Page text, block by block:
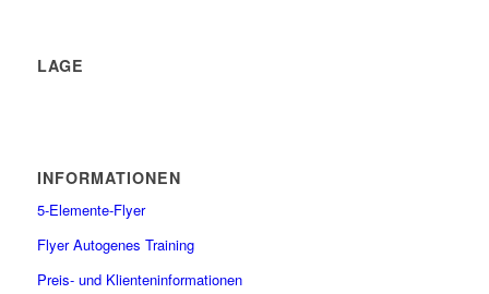
LAGE
INFORMATIONEN
5-Elemente-Flyer
Flyer Autogenes Training
Preis- und Klienteninformationen